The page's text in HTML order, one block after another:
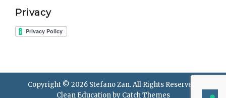
Privacy
Copyright © 2026 Stefano Zan. All Rights Reserved.
Clean Education by Catch Themes